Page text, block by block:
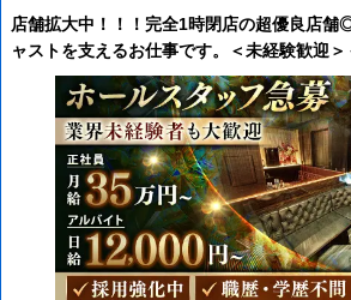
店舗拡大中！！！完全1時閉店の超優良店舗
ャストを支えるお仕事です。＜未経験歓迎
入＞＜アルバイトも歓迎＞＜女性黒服も活躍